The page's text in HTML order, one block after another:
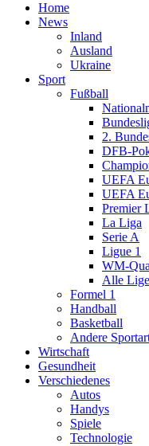
Home
News
Inland
Ausland
Ukraine
Sport
Fußball
2.
DFB-
UEFA
UEFA
Premier
La Liga
Serie A
Ligue 1
WM-
Alle
Formel 1
Handball
Basketball
Andere
Wirtschaft
Gesundheit
Verschiedenes
Autos
Handys
Spiele
Technologie